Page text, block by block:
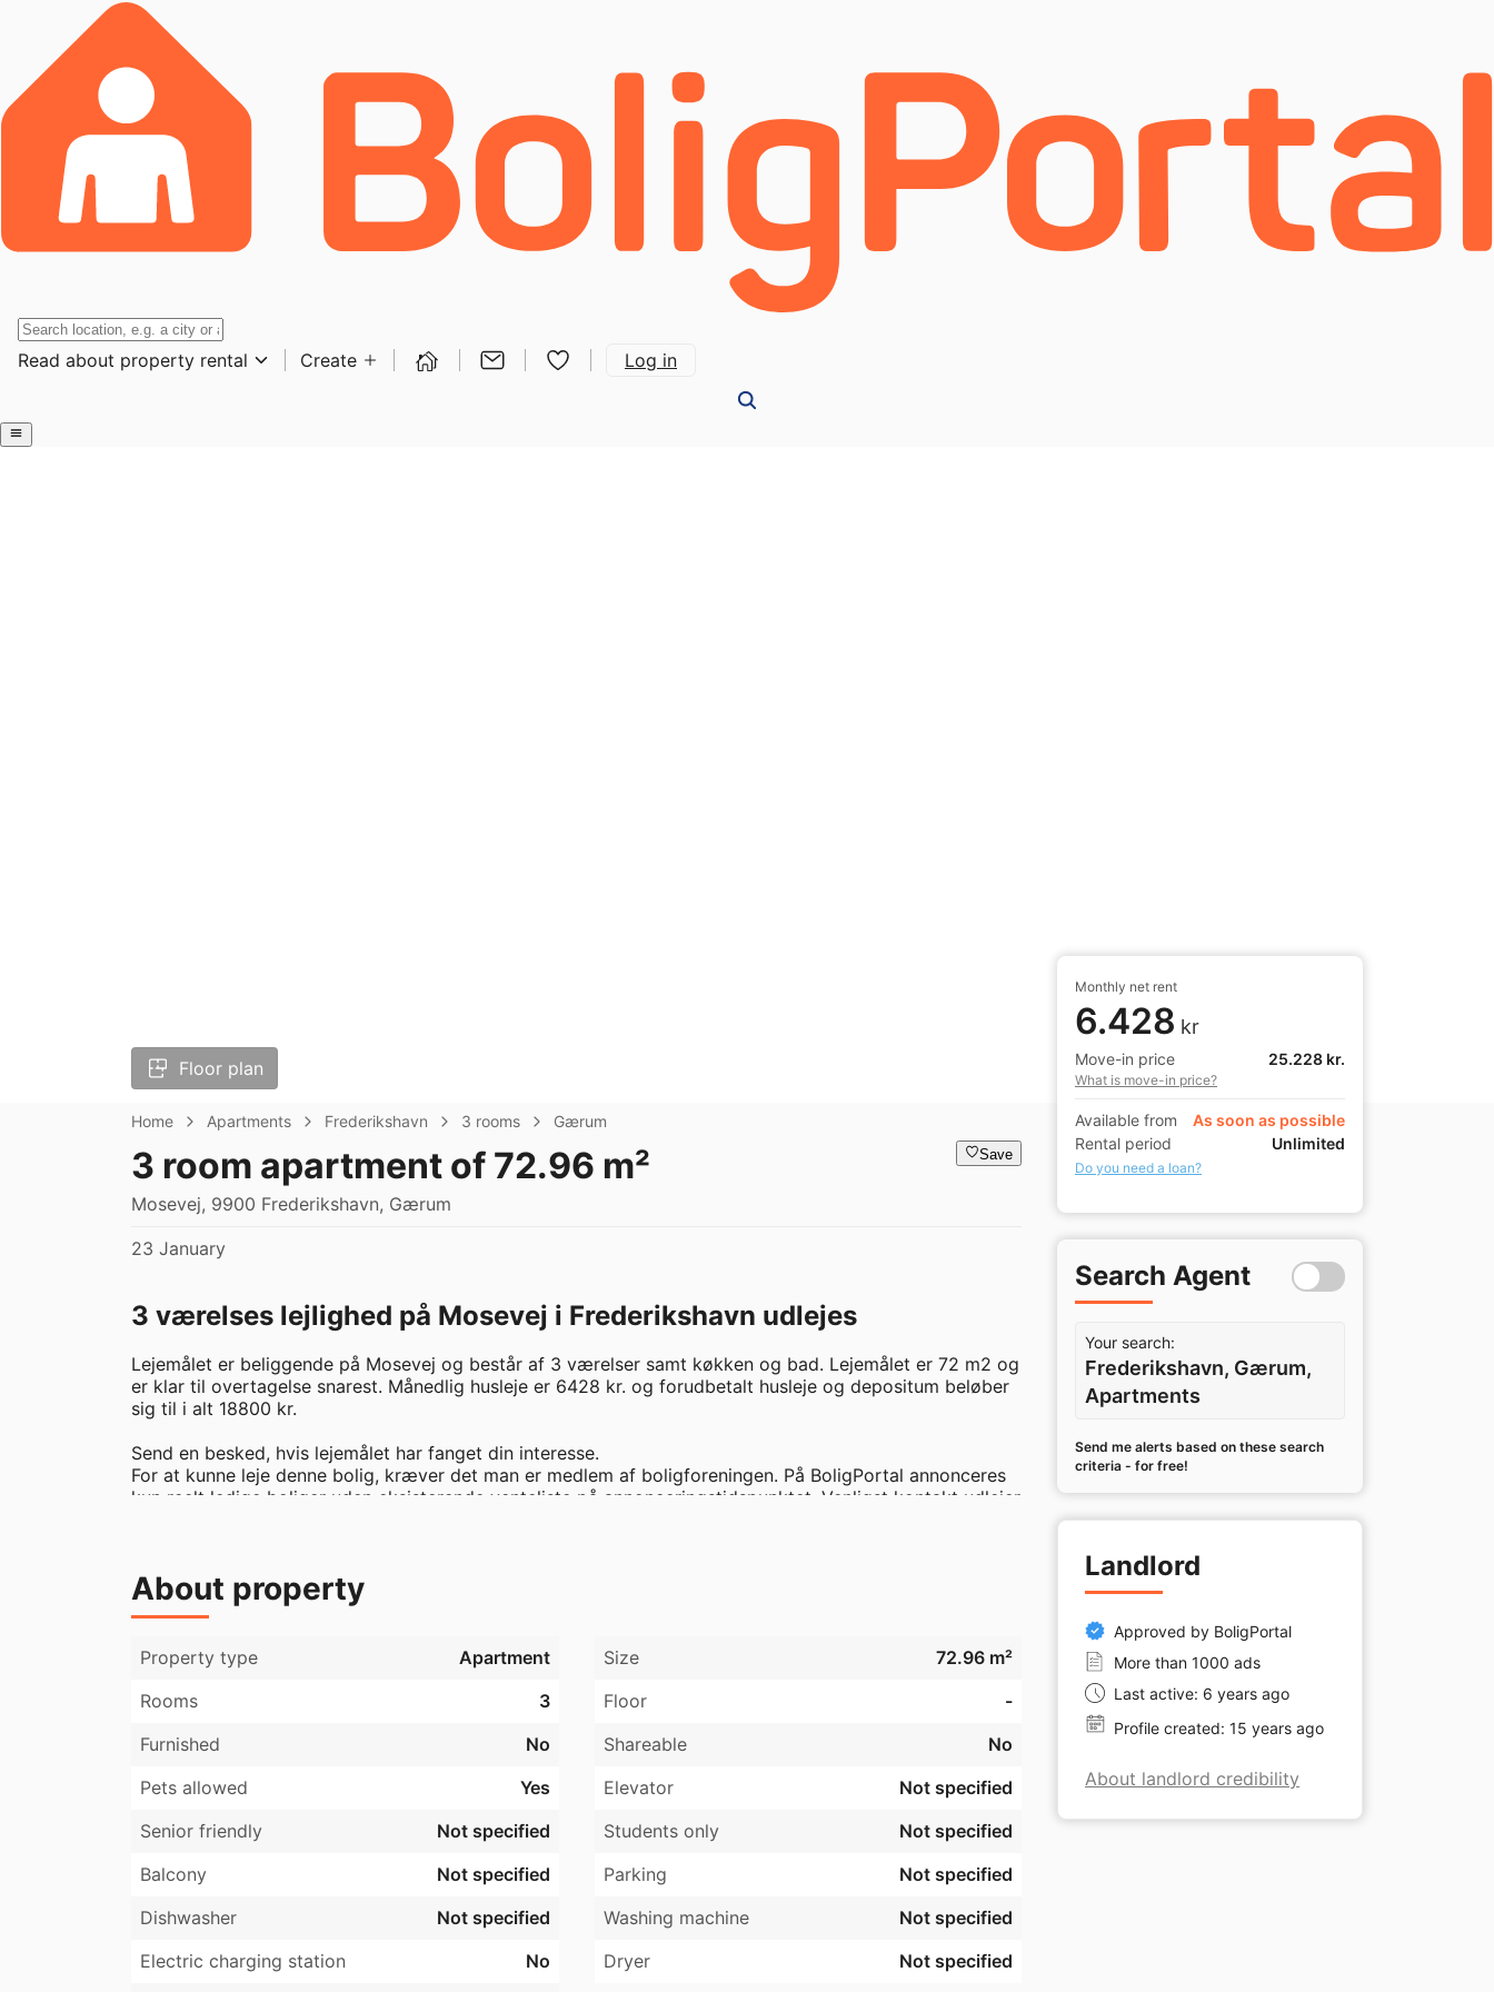
Read about property rental Create Log in
Floor plan
Home Apartments Frederikshavn 3 rooms Gærum
3 room apartment of 72.96 m²
Mosevej, 9900 Frederikshavn, Gærum
Save
23 January
3 værelses lejlighed på Mosevej i Frederikshavn udlejes
Lejemålet er beliggende på Mosevej og består af 3 værelser samt køkken og bad. Lejemålet er 72 m2 og
er klar til overtagelse snarest. Månedlig husleje er 6428 kr. og forudbetalt husleje og depositum beløber
sig til i alt 18800 kr.
Send en besked, hvis lejemålet har fanget din interesse.
For at kunne leje denne bolig, kræver det man er medlem af boligforeningen. På BoligPortal annonceres
kun reelt ledige boliger uden eksisterende venteliste på annonceringstidspunktet. Venligst kontakt udlejer
About property
Property type Apartment Size
72.96 m²
Rooms
3 Floor
-
Furnished
No Shareable
No
Pets allowed
Yes Elevator
Not specified
Senior friendly
Not specified Students only
Not specified
Balcony
Not specified Parking
Not specified
Dishwasher
Not specified Washing machine
Not specified
Electric charging station
No Dryer
Not specified
Monthly net rent
6.428 kr
Move-in price 25.228 kr.
What is move-in price?
Available from
As soon as possible
Rental period
Unlimited
Do you need a loan?
Search Agent
Your search:
Frederikshavn, Gærum,
Apartments
Send me alerts based on these search
criteria - for free!
Landlord
Approved by BoligPortal
More than 1000 ads
Last active: 6 years ago
Profile created: 15 years ago
About landlord credibility